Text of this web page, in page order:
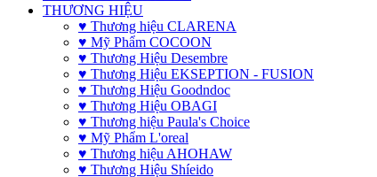
THƯƠNG HIỆU
♥ Thương hiệu CLARENA
♥ Mỹ Phẩm COCOON
♥ Thương Hiệu Desembre
♥ Thương Hiệu EKSEPTION - FUSION
♥ Thương Hiệu Goodndoc
♥ Thương Hiệu OBAGI
♥ Thương hiệu Paula's Choice
♥ Mỹ Phẩm L'oreal
♥ Thương hiệu AHOHAW
♥ Thương Hiệu Shíeido